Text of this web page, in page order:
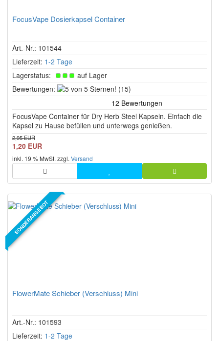
FocusVape Dosierkapsel Container
Art.-Nr.: 101544
Lieferzeit: 1-2 Tage
Lagerstatus:
auf Lager
Bewertungen:
5
5
Sternen!
(15)
FocusVape Container für Dry Herb Steel Kapseln. Einfach die
Kapsel zu Hause befüllen und unterwegs genießen.
2,95 EUR
1,20 EUR
inkl. 19 % MwSt. zzgl. Versand
SONDERANGEBOT
FlowerMate Schieber (Verschluss) Mini
Art.-Nr.: 101593
Lieferzeit: 1-2 Tage